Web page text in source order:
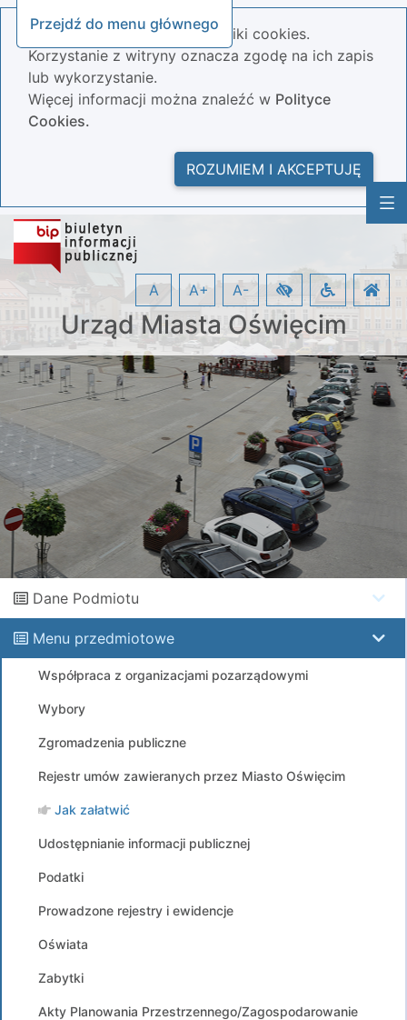
Przejdź do menu głównego
Nasza strona wykorzystuje pliki cookies.
Korzystanie z witryny oznacza zgodę na ich zapis
lub wykorzystanie.
Więcej informacji można znaleźć w Polityce
Cookies.
ROZUMIEM I AKCEPTUJĘ
Urząd Miasta Oświęcim
A A+ A-
Dane Podmiotu
Menu przedmiotowe
Współpraca z organizacjami pozarządowymi
Wybory
Zgromadzenia publiczne
Rejestr umów zawieranych przez Miasto Oświęcim
Jak załatwić
Udostępnianie informacji publicznej
Podatki
Prowadzone rejestry i ewidencje
Oświata
Zabytki
Akty Planowania Przestrzennego/Zagospodarowanie